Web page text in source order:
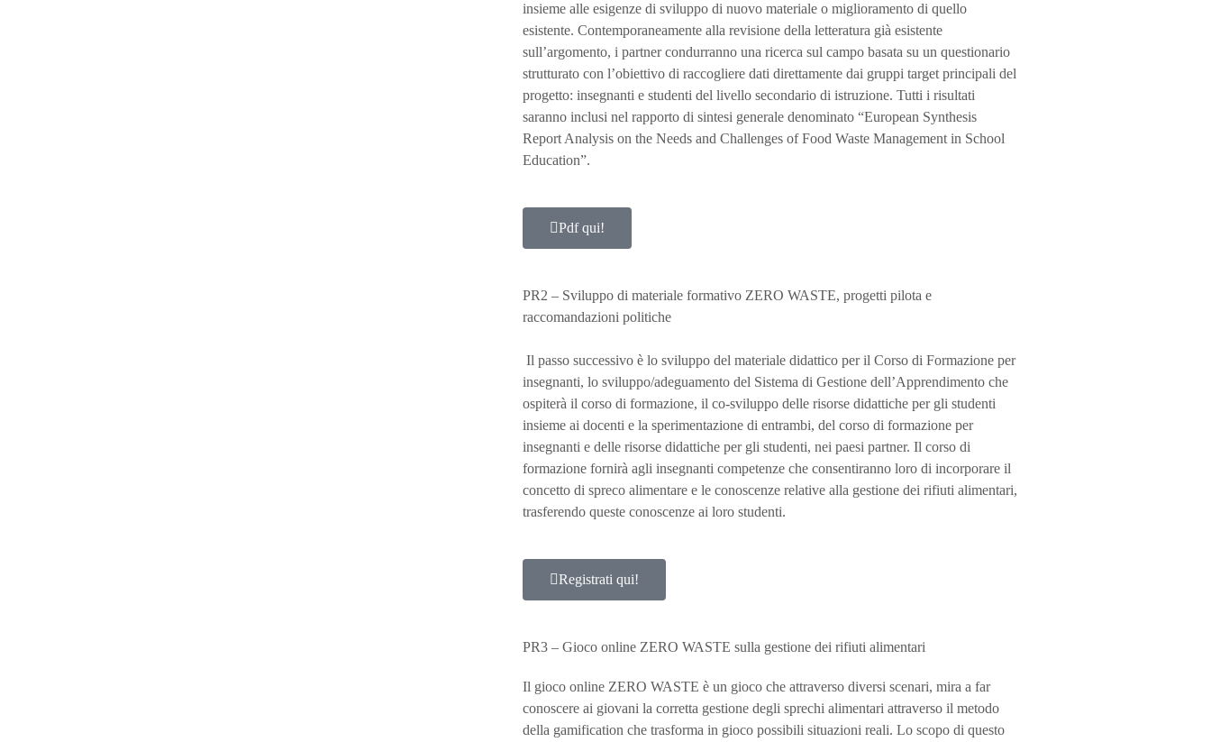
insieme alle esigenze di sviluppo di nuovo materiale o miglioramento di quello
esistente. Contemporaneamente alla revisione della letteratura già esistente
sull’argomento, i partner condurranno una ricerca sul campo basata su un questionario
strutturato con l’obiettivo di raccogliere dati direttamente dai gruppi target principali del
progetto: insegnanti e studenti del livello secondario di istruzione. Tutti i risultati
saranno inclusi nel rapporto di sintesi generale denominato “European Synthesis
Report Analysis on the Needs and Challenges of Food Waste Management in School
Education”.
Pdf qui!
PR2 – Sviluppo di materiale formativo ZERO WASTE, progetti pilota e
raccomandazioni politiche
Il passo successivo è lo sviluppo del materiale didattico per il Corso di Formazione per
insegnanti, lo sviluppo/adeguamento del Sistema di Gestione dell’Apprendimento che
ospiterà il corso di formazione, il co-sviluppo delle risorse didattiche per gli studenti
insieme ai docenti e la sperimentazione di entrambi, del corso di formazione per
insegnanti e delle risorse didattiche per gli studenti, nei paesi partner. Il corso di
formazione fornirà agli insegnanti competenze che consentiranno loro di incorporare il
concetto di spreco alimentare e le conoscenze relative alla gestione dei rifiuti alimentari,
trasferendo queste conoscenze ai loro studenti.
Registrati qui!
PR3 – Gioco online ZERO WASTE sulla gestione dei rifiuti alimentari
Il gioco online ZERO WASTE è un gioco che attraverso diversi scenari, mira a far
conoscere ai giovani la corretta gestione degli sprechi alimentari attraverso il metodo
della gamification che trasforma in gioco possibili situazioni reali. Lo scopo di questo